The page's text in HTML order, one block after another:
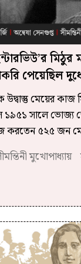
পেয়েছিল
মেয়ের কাজ
১৯৫১ সালে ভোজ্য
করতেন ৫২৫ জন
মুখোপাধ্যায়